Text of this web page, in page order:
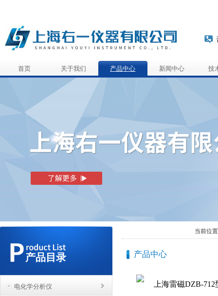
首页 关于我们 产品中心 新闻中心 技
产品目录
电化学分析仪
当前位
产品中心
上海雷磁DZB-